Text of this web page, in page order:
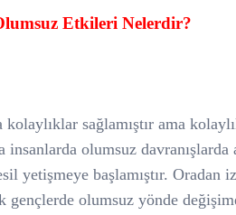
Etkileri Nelerdir?
sağlamıştır ama
insanlarda olumsuz davranışlarda
yetişmeye başlamıştır. Oradan
gençlerde olumsuz yönde